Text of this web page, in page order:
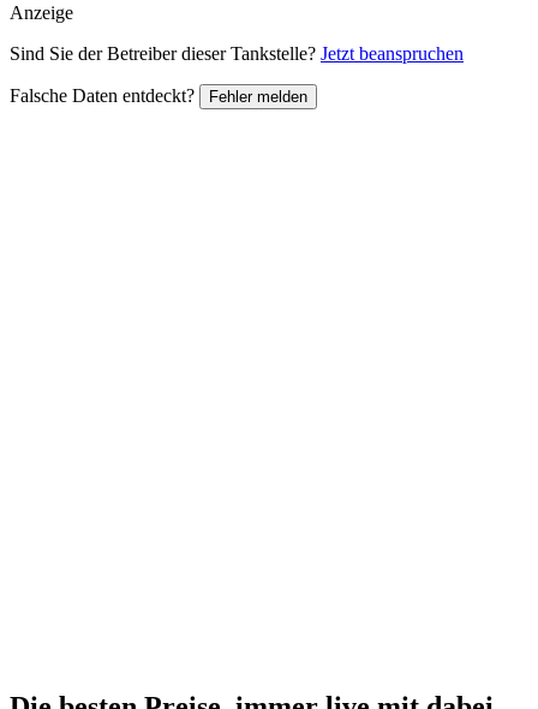
Anzeige
Sind Sie der Betreiber dieser Tankstelle? Jetzt beanspruchen
Falsche Daten entdeckt? Fehler melden